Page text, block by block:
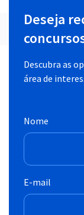
Deseja
Descubra as
área de
Nome
E-mail